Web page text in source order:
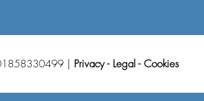
| Privacy- Legal - Cookies